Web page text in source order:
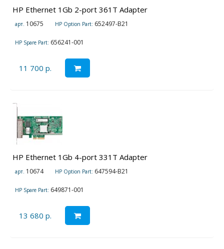
HP Ethernet 1Gb 2-port 361T Adapter
арт. 10675 HP Option Part: 652497-B21
HP Spare Part: 656241-001
11 700 р.
HP Ethernet 1Gb 4-port 331T Adapter
арт. 10674 HP Option Part: 647594-B21
HP Spare Part: 649871-001
13 680 р.